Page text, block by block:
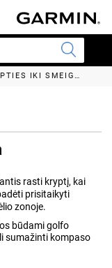
KRYPTIES IKI SMEIGTUKO PERŽIŪRA
rasti kryptį, kai
prisitaikyti
zonoje.
būdami golfo
sumažinti kompaso